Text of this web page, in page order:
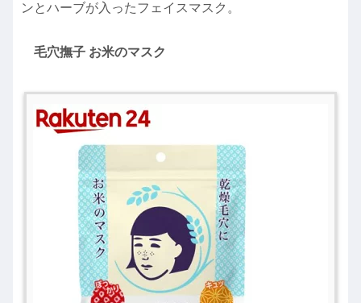
ンとハーブが入ったフェイスマスク。
毛穴撫子 お米のマスク